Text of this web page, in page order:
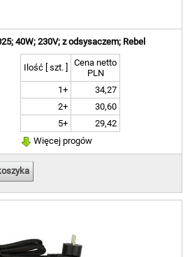
40W; 230V; z odsysaczem; Rebel
Ilość [ szt. ]
Cena netto
PLN
1+
34,27
2+
30,60
5+
29,42
Więcej progów